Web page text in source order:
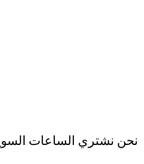
نحن نشتري الساعات